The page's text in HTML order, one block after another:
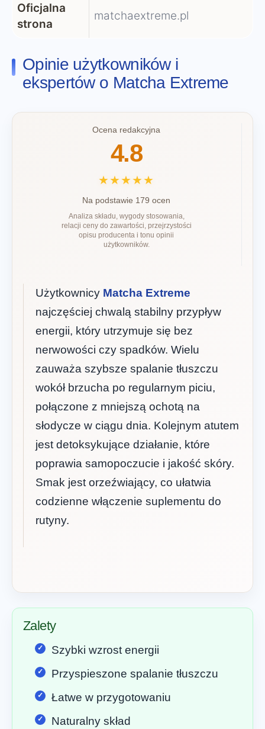
Oficjalna
strona
matchaextreme.pl
Opinie użytkowników i
ekspertów o Matcha Extreme
Ocena redakcyjna
4.8
★★★★★
Na podstawie 179 ocen
Analiza składu, wygody stosowania,
relacji ceny do zawartości, przejrzystości
opisu producenta i tonu opinii
użytkowników.
Użytkownicy Matcha Extreme
najczęściej chwalą stabilny przypływ
energii, który utrzymuje się bez
nerwowości czy spadków. Wielu
zauważa szybsze spalanie tłuszczu
wokół brzucha po regularnym piciu,
połączone z mniejszą ochotą na
słodycze w ciągu dnia. Kolejnym atutem
jest detoksykujące działanie, które
poprawia samopoczucie i jakość skóry.
Smak jest orzeźwiający, co ułatwia
codzienne włączenie suplementu do
rutyny.
Zalety
Szybki wzrost energii
Przyspieszone spalanie tłuszczu
Łatwe w przygotowaniu
Naturalny skład